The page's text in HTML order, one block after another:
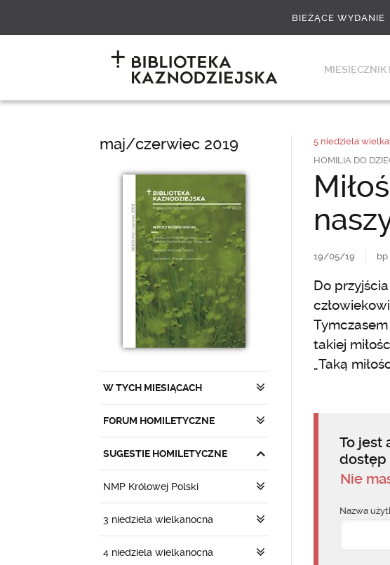
BIEŻĄCE WYDANIE
MIESIĘCZNIK
maj/czerwiec 2019
W TYCH MIESIĄCACH
FORUM HOMILETYCZNE
SUGESTIE HOMILETYCZNE
NMP Królowej Polski
3 niedziela wielkanocna
4 niedziela wielkanocna
5 niedziela
HOMILIA DO
19/05/19 bp
Do
takiej
„Taką
To jest
dostęp
Nie
Nazwa